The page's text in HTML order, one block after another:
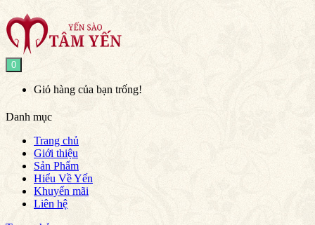
0
Giỏ hàng của bạn trống!
Danh mục
Trang chủ
Giới thiệu
Sản Phẩm
Hiểu Về Yến
Khuyến mãi
Liên hệ